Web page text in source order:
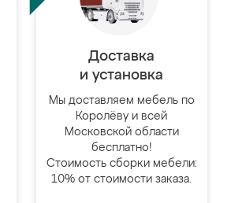
Доставка
и установка
Мы доставляем мебель по
Королёву и всей
Московской области
бесплатно!
Стоимость сборки мебели:
10% от стоимости заказа.